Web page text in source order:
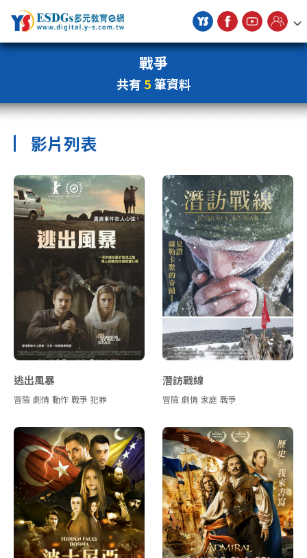
宇勗公播平台
戰爭
共有 5筆資料
影片列表
逃出風暴
冒險 劇情 動作 戰爭 犯罪
潛訪戰線
冒險 劇情 家庭 戰爭